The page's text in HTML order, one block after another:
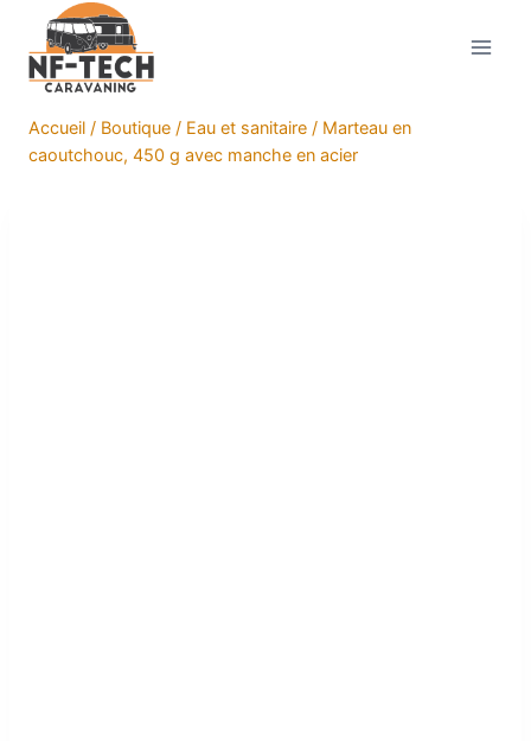
contenu
Accueil / Boutique / Eau et sanitaire / Marteau en
caoutchouc, 450 g avec manche en acier